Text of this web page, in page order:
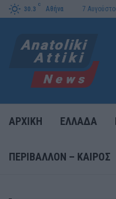
30.3
C
Αθήνα 7
ΠΙΕΣΗΣ ΠΡΟΣ…
ΑΡΧΙΚΗ ΕΛΛΑΔΑ
ΠΕΡΙΒΑΛΛΟΝ – ΚΑΙΡΟΣ